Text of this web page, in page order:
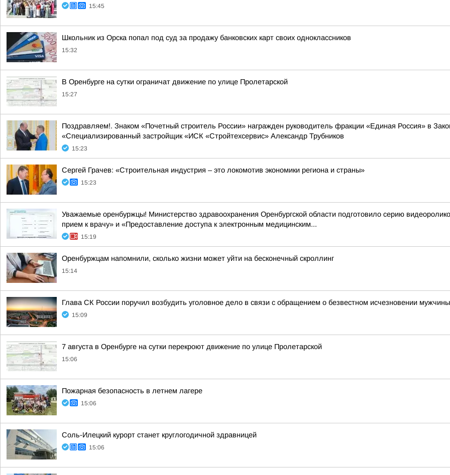
15:45
Школьник из Орска попал под суд за продажу банковских карт своих одноклассников
15:32
В Оренбурге на сутки ограничат движение по улице Пролетарской
15:27
Поздравляем!. Знаком «Почетный строитель России» награжден руководитель фракции «Единая Россия» в
«Специализированный застройщик «ИСК «Стройтехсервис» Александр Трубников
15:23
Сергей Грачев: «Строительная индустрия – это локомотив экономики региона и страны»
15:23
Уважаемые оренбуржцы! Министерство здравоохранения Оренбургской области подготовило серию
прием к врачу» и «Предоставление доступа к электронным медицинским...
15:19
Оренбуржцам напомнили, сколько жизни может уйти на бесконечный скроллинг
15:14
Глава СК России поручил возбудить уголовное дело в связи с обращением о безвестном исчезновении
15:09
7 августа в Оренбурге на сутки перекроют движение по улице Пролетарской
15:06
Пожарная безопасность в летнем лагере
15:06
Соль-Илецкий курорт станет круглогодичной здравницей
15:06